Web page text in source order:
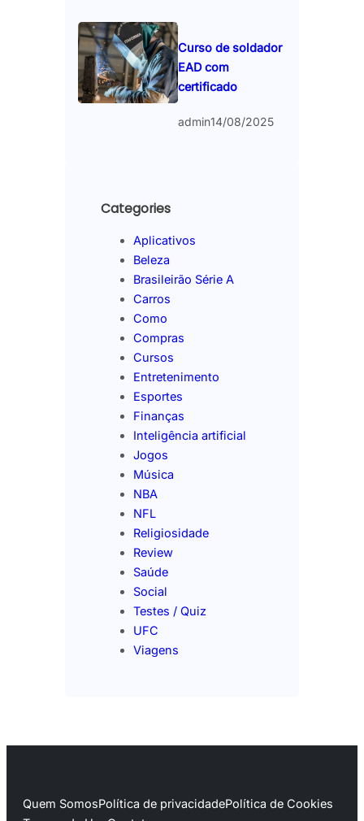
Curso de soldador
EAD com
certificado
admin14/08/2025
Categories
Aplicativos
Beleza
Brasileirão Série A
Carros
Como
Compras
Cursos
Entretenimento
Esportes
Finanças
Inteligência artificial
Jogos
Música
NBA
NFL
Religiosidade
Review
Saúde
Social
Testes / Quiz
UFC
Viagens
Quem SomosPolítica de privacidadePolítica de Cookies